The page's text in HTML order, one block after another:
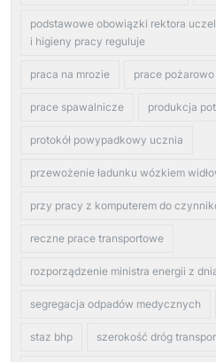
podstawowe obowiązki rektora
i higieny pracy reguluje
praca na mrozie prace
prace spawalnicze produkcja
protokół powypadkowy ucznia
przewożenie ładunku wózkiem
przy pracy z komputerem do
reczne prace transportowe
rozporządzenie ministra energii z
segregacja odpadów medycznych
staz bhp szerokość dróg